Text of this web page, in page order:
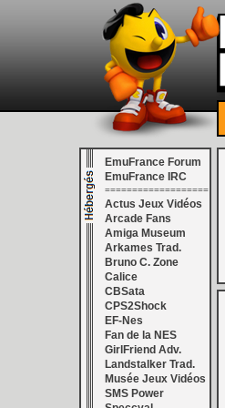
EmuFrance Forum
EmuFrance IRC
===================
Actus Jeux Vidéos
Arcade Fans
Amiga Museum
Arkames Trad.
Bruno C. Zone
Calice
CBSata
CPS2Shock
EF-Nes
Fan de la NES
GirlFriend Adv.
Landstalker Trad.
Musée Jeux Vidéos
SMS Power